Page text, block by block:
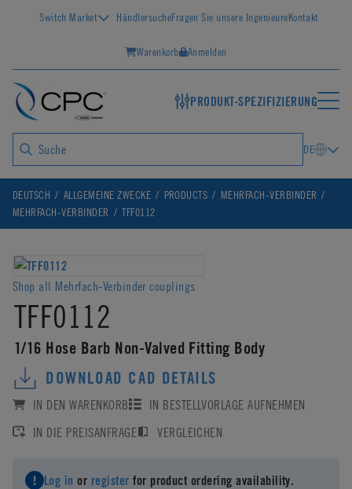
Switch Market HändlersucheFragen Sie unsere IngenieureKontakt
Warenkorb Anmelden
PRODUKT-SPEZIFIZIERUNG
DE
DEUTSCH ALLGEMEINE ZWECKE PRODUCTS
MEHRFACH-VERBINDER
MEHRFACH-VERBINDER
TFF0112
Shop all Mehrfach-Verbinder couplings
TFF0112
1/16 Hose Barb Non-Valved Fitting Body
DOWNLOAD CAD DETAILS
IN DEN WARENKORB
IN BESTELLVORLAGE AUFNEHMEN
IN DIE PREISANFRAGE
VERGLEICHEN
Log in or register for product ordering availability.